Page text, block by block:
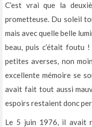
C’est vrai que la
prometteuse. Du soleil
mais avec quelle belle
beau, puis c’était foutu
petites averses, non
excellente mémoire se
avait fait tout aussi
espoirs restaient donc
Le 5 juin 1976, il avait